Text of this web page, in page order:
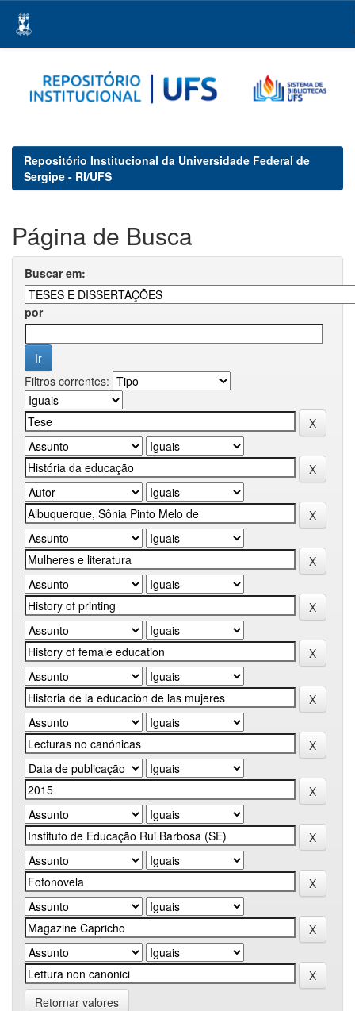
navigation
Repositório Institucional da Universidade Federal de
Sergipe - RI/UFS
Página de Busca
Buscar em:
por
Filtros correntes:
Retornar valores